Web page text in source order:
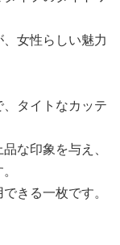
女性らしい魅力
タイトなカッテ
な印象を与え、
きる一枚です。